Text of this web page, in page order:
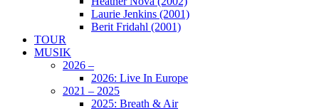
Laurie Jenkins (2001)
Berit Fridahl (2001)
TOUR
MUSIK
2026 –
2026: Live In Europe
2021 – 2025
2025: Breath & Air